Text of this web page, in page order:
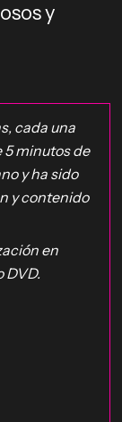
y
cada una
minutos de
y ha sido
y contenido
en
DVD.